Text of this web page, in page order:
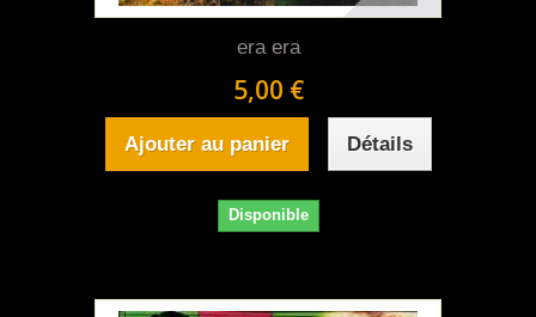
era era
5,00 €
Ajouter au panier Détails
Disponible